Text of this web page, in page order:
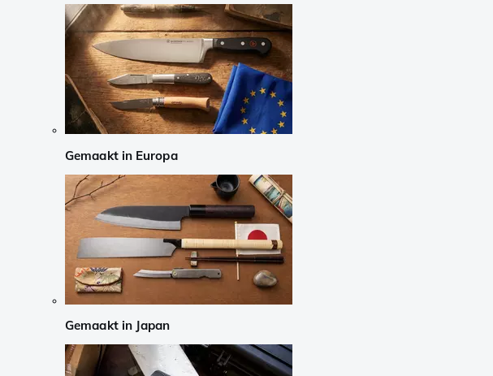
Gemaakt in Europa
Gemaakt in Japan